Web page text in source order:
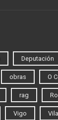
Deputación
obras O
rag
Vigo